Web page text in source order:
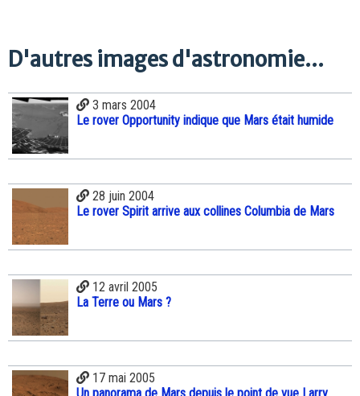
D'autres images d'astronomie...
3 mars 2004
Le rover Opportunity indique que Mars était humide
28 juin 2004
Le rover Spirit arrive aux collines Columbia de Mars
12 avril 2005
La Terre ou Mars ?
17 mai 2005